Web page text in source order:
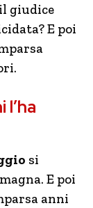
giudice
E poi
si
E poi
anni